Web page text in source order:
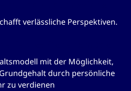
verlässliche Perspektiven.
mit der Möglichkeit,
durch persönliche
zu verdienen